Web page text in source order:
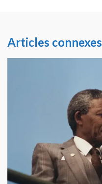
Articles connexes